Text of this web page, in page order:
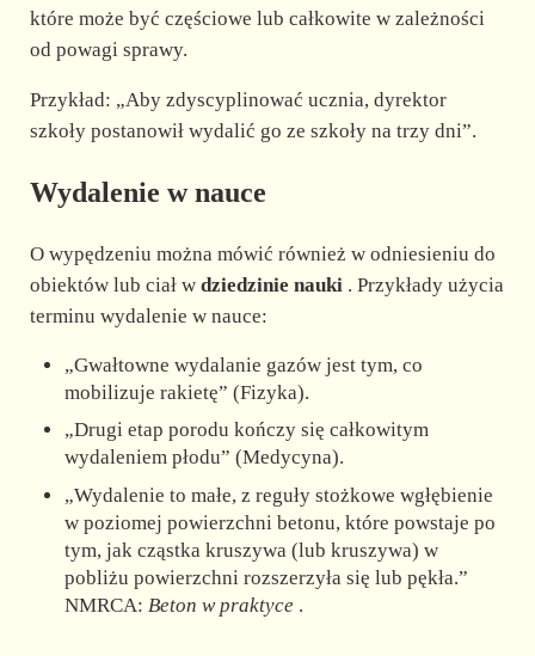
które może być częściowe lub całkowite w zależności
od powagi sprawy.
Przykład: „Aby zdyscyplinować ucznia, dyrektor
szkoły postanowił wydalić go ze szkoły na trzy dni”.
Wydalenie w nauce
O wypędzeniu można mówić również w odniesieniu do
obiektów lub ciał w dziedzinie nauki. Przykłady użycia
terminu wydalenie w nauce:
„Gwałtowne wydalanie gazów jest tym, co
mobilizuje rakietę” (Fizyka).
„Drugi etap porodu kończy się całkowitym
wydaleniem płodu” (Medycyna).
„Wydalenie to małe, z reguły stożkowe wgłębienie
w poziomej powierzchni betonu, które powstaje po
tym, jak cząstka kruszywa (lub kruszywa) w
pobliżu powierzchni rozszerzyła się lub pękła.”
NMRCA: Beton w praktyce .